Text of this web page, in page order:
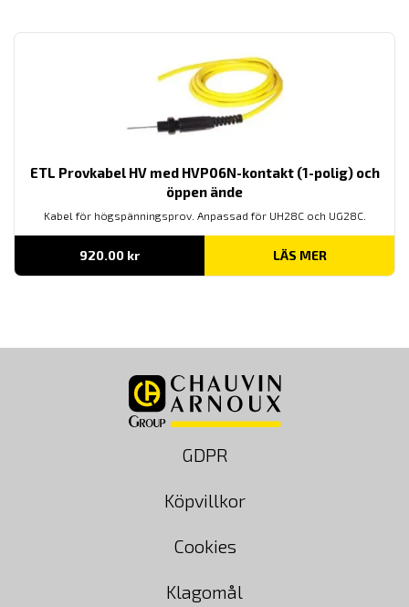
ETL Provkabel HV med HVP06N-kontakt (1-polig) och
öppen ände
Kabel för högspänningsprov. Anpassad för UH28C och UG28C.
920.00 kr LÄS MER
GDPR
Köpvillkor
Cookies
Klagomål